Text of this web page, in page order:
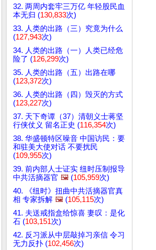
32. 两周内套牢三万亿 年轻股民血
本无归 (130,833次)
33. 人类的出路（三）究竟为什么
(127,943次)
34. 人类的出路（一）人类已经危
险了 (126,299次)
35. 人类的出路（五）出路在哪
(123,372次)
36. 人类的出路（四）毁灭的方式
(123,227次)
37. 天下奇谭（37）清朝义士蒋坚
行侠仗义 留名正史 (116,354次)
38. 华盛顿特区噪音 中国访民：要
和驻美大使对话 不要扰民
(109,955次)
39. 前内部人士证实 纽时压制报导
中共活摘器官 🖼️ (105,959次)
40. 《纽时》扭曲中共活摘器官真
相 专家拆解 🖼️ (105,115次)
41. 夫送戒指盒给惊喜 妻叹：是化
石 (103,151次)
42. 反习派从中层敲掉习亲信 令习
无力反扑 (102,456次)